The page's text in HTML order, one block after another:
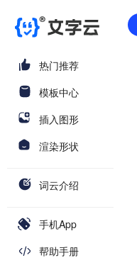
热门推荐
模板中心
插入图形
渲染形状
词云介绍
手机App
帮助手册